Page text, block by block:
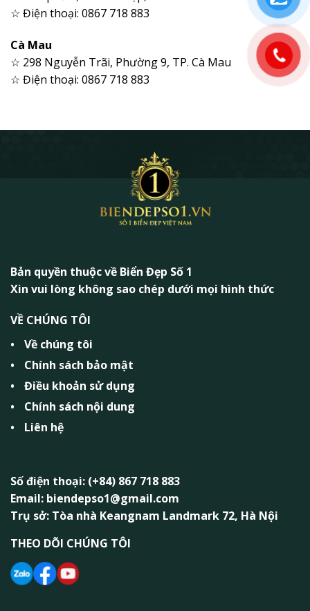
☆ Điện thoại: 0867 718 883
Cà Mau
☆ 298 Nguyễn Trãi, Phường 9, TP. Cà Mau
☆ Điện thoại: 0867 718 883
Bản quyền thuộc về Biển Đẹp Số 1
Xin vui lòng không sao chép dưới mọi hình thức
VỀ CHÚNG TÔI
Về chúng tôi
Chính sách bảo mật
Điều khoản sử dụng
Chính sách nội dung
Liên hệ
Số điện thoại: (+84) 867 718 883
Email: biendepso1@gmail.com
Trụ sở: Tòa nhà Keangnam Landmark 72, Hà Nội
THEO DÕI CHÚNG TÔI